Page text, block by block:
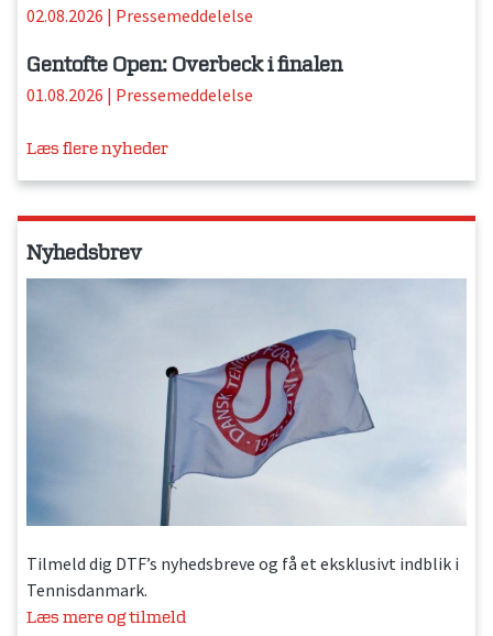
02.08.2026 | Pressemeddelelse
Gentofte Open: Overbeck i finalen
01.08.2026 | Pressemeddelelse
Læs flere nyheder
Nyhedsbrev
Tilmeld dig DTF’s nyhedsbreve og få et eksklusivt indblik i
Tennisdanmark.
Læs mere og tilmeld